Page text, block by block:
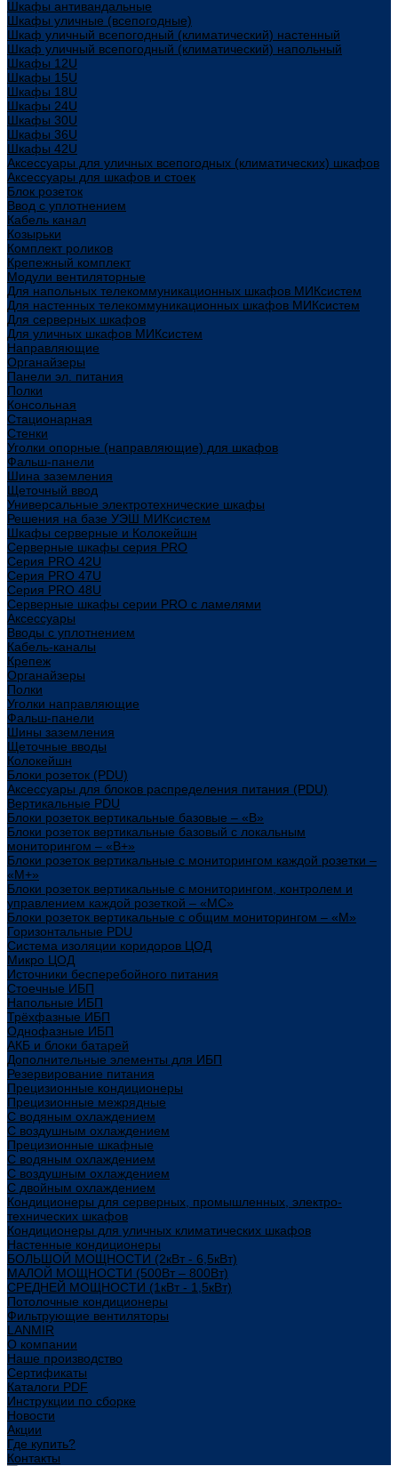
Шкафы антивандальные
Шкафы уличные (всепогодные)
Шкаф уличный всепогодный (климатический) настенный
Шкаф уличный всепогодный (климатический) напольный
Шкафы 12U
Шкафы 15U
Шкафы 18U
Шкафы 24U
Шкафы 30U
Шкафы 36U
Шкафы 42U
Аксессуары для уличных всепогодных (климатических) шкафов
Аксессуары для шкафов и стоек
Блок розеток
Ввод с уплотнением
Кабель канал
Козырьки
Комплект роликов
Крепежный комплект
Модули вентиляторные
Для напольных телекоммуникационных шкафов МИКсистем
Для настенных телекоммуникационных шкафов МИКсистем
Для серверных шкафов
Для уличных шкафов МИКсистем
Направляющие
Органайзеры
Панели эл. питания
Полки
Консольная
Стационарная
Стенки
Уголки опорные (направляющие) для шкафов
Фальш-панели
Шина заземления
Щеточный ввод
Универсальные электротехнические шкафы
Решения на базе УЭШ МИКсистем
Шкафы серверные и Колокейшн
Серверные шкафы серия PRO
Серия PRO 42U
Серия PRO 47U
Серия PRO 48U
Серверные шкафы серии PRO с ламелями
Аксессуары
Вводы с уплотнением
Кабель-каналы
Крепеж
Органайзеры
Полки
Уголки направляющие
Фальш-панели
Шины заземления
Щеточные вводы
Колокейшн
Блоки розеток (PDU)
Аксессуары для блоков распределения питания (PDU)
Вертикальные PDU
Блоки розеток вертикальные базовые – «В»
Блоки розеток вертикальные базовый с локальным
мониторингом – «В+»
Блоки розеток вертикальные с мониторингом каждой розетки –
«М+»
Блоки розеток вертикальные с мониторингом, контролем и
управлением каждой розеткой – «МС»
Блоки розеток вертикальные с общим мониторингом – «М»
Горизонтальные PDU
Система изоляции коридоров ЦОД
Микро ЦОД
Источники бесперебойного питания
Стоечные ИБП
Напольные ИБП
Трёхфазные ИБП
Однофазные ИБП
АКБ и блоки батарей
Дополнительные элементы для ИБП
Резервирование питания
Прецизионные кондиционеры
Прецизионные межрядные
С водяным охлаждением
С воздушным охлаждением
Прецизионные шкафные
С водяным охлаждением
С воздушным охлаждением
С двойным охлаждением
Кондиционеры для серверных, промышленных, электро-
технических шкафов
Кондиционеры для уличных климатических шкафов
Настенные кондиционеры
БОЛЬШОЙ МОЩНОСТИ (2кВт - 6,5кВт)
МАЛОЙ МОЩНОСТИ (500Вт – 800Вт)
СРЕДНЕЙ МОЩНОСТИ (1кВт - 1,5кВт)
Потолочные кондиционеры
Фильтрующие вентиляторы
LANMIR
О компании
Наше производство
Сертификаты
Каталоги PDF
Инструкции по сборке
Новости
Акции
Где купить?
Контакты